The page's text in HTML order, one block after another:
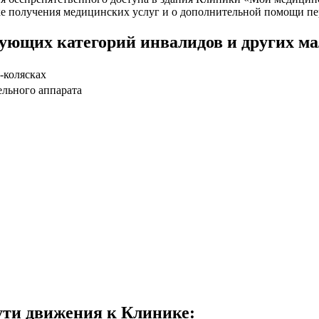
получения медицинских услуг и о дополнительной помощи
категорий инвалидов и других
аппарата
движения к Клинике: